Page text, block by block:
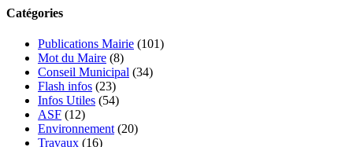
Catégories
Publications Mairie (101)
Mot du Maire (8)
Conseil Municipal (34)
Flash infos (23)
Infos Utiles (54)
ASF (12)
Environnement (20)
Travaux (16)